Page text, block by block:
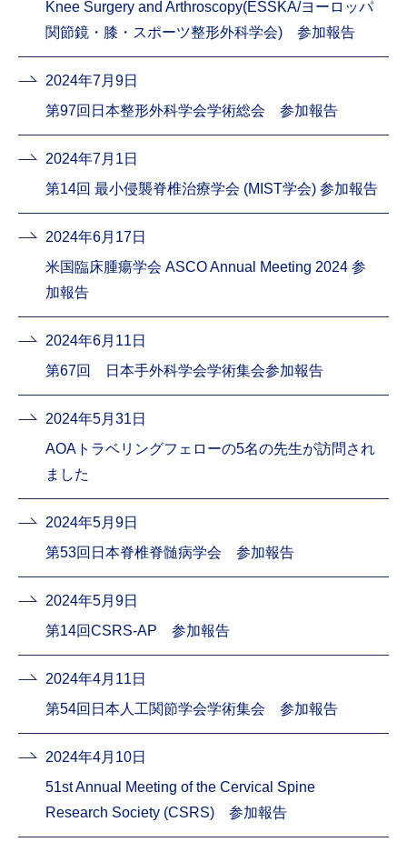
Knee Surgery and Arthroscopy(ESSKA/ヨーロッパ
関節鏡・膝・スポーツ整形外科学会) 参加報告
2024年7月9日
第97回日本整形外科学会学術総会 参加報告
2024年7月1日
第14回 最小侵襲脊椎治療学会 (MIST学会) 参加報告
2024年6月17日
米国臨床腫瘍学会 ASCO Annual Meeting 2024 参
加報告
2024年6月11日
第67回 日本手外科学会学術集会参加報告
2024年5月31日
AOAトラベリングフェローの5名の先生が訪問され
ました
2024年5月9日
第53回日本脊椎脊髄病学会 参加報告
2024年5月9日
第14回CSRS-AP 参加報告
2024年4月11日
第54回日本人工関節学会学術集会 参加報告
2024年4月10日
51st Annual Meeting of the Cervical Spine
Research Society (CSRS) 参加報告